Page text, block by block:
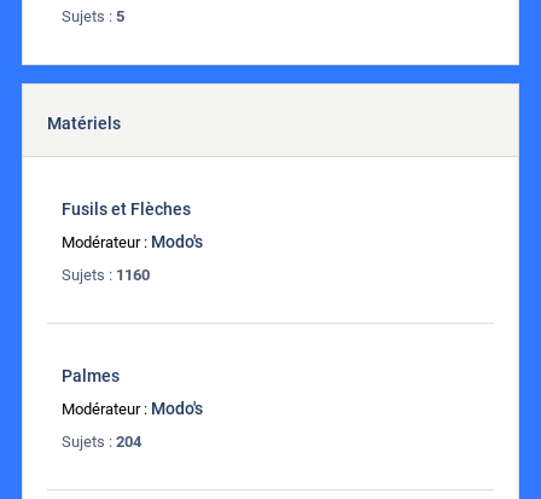
Sujets : 5
Matériels
Fusils et Flèches
Modérateur : Modo's
Sujets : 1160
Palmes
Modérateur : Modo's
Sujets : 204